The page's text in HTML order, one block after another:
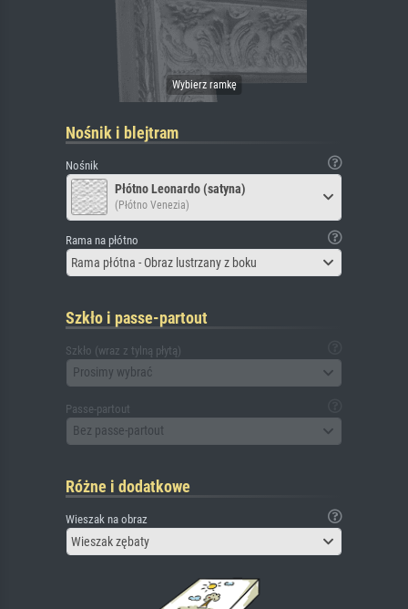
Nośnik i blejtram
Nośnik
Płótno Leonardo (satyna)
(Płótno Venezia)
Rama na płótno
Rama płótna - Obraz lustrzany z boku
Szkło i passe-partout
Szkło (wraz z tylną płytą)
Prosimy wybrać
Passe-partout
Bez passe-partout
Różne i dodatkowe
Wieszak na obraz
Wieszak zębaty